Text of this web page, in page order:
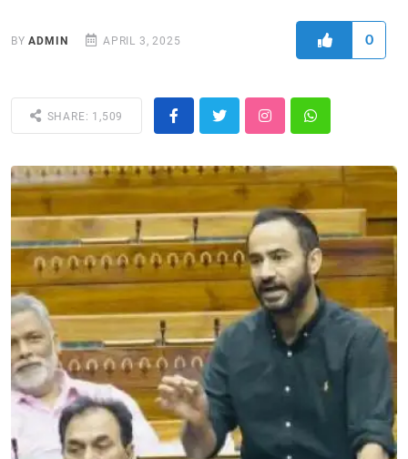
BYADMIN APRIL 3, 2025 0
SHARE: 1,509